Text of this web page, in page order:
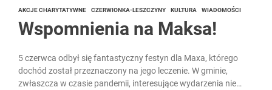
AKCJE CHARYTATYWNE CZERWIONKA-LESZCZYNY KULTURA WIADOMOŚCI
Wspomnienia na Maksa!
5 czerwca odbył się fantastyczny festyn dla Maxa, którego
dochód został przeznaczony na jego leczenie. W gminie,
zwłaszcza w czasie pandemii, interesujące wydarzenia nie